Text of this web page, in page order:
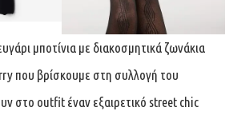
μποτίνια με διακοσμητικά ζωνάκια
που βρίσκουμε στη συλλογή του
στο outfit έναν εξαιρετικό street chic